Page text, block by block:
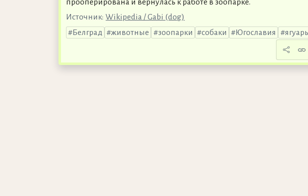
прооперирована и вернулась к работе в зоопарке.
Источник: Wikipedia / Gabi (dog)
Белград
животные зоопарки собаки Югославия